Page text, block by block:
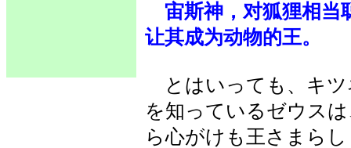
宙斯神，对狐狸相当
让其成为动物的王。
とはいっても、キツ
を知っているゼウス
ら心がけも王さまら